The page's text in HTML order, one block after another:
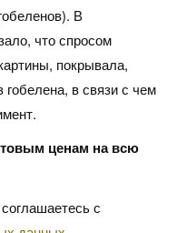
В
что спросом
покрывала,
в связи с чем
ценам на всю
с